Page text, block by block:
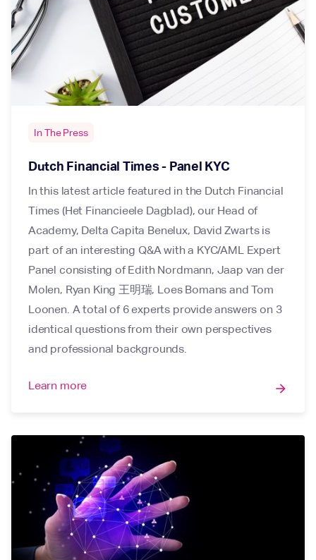
In The Press
Dutch Financial Times - Panel KYC
In this latest article featured in the Dutch Financial
Times (Het Financieele Dagblad), our Head of
Academy, Delta Capita Benelux, David Zwarts is
part of an interesting Q&A with a KYC/AML Expert
Panel consisting of Edith Nordmann, Jaap van der
Molen, Ryan King 王明瑞, Loes Bomans and Tom
Loonen. A total of 6 experts provide answers on 3
identical questions from their own perspectives
and professional backgrounds.
Learn more arrow_forward